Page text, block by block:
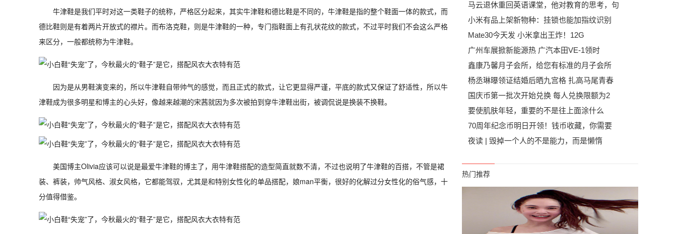
牛津鞋是我们平时对这一类鞋子的统称，严格区分起来，其实牛津鞋和德比鞋是不同的，牛津鞋是指的整个鞋面一体的款式，而
德比鞋则是有着两片开放式的襟片。而布洛克鞋，则是牛津鞋的一种，专门指鞋面上有孔状花纹的款式，不过平时我们不会这么严格
来区分，一般都统称为牛津鞋。
因为是从男鞋演变来的，所以牛津鞋自带帅气的感觉，而且正式的款式，让它更显得严谨，平底的款式又保证了舒适性，所以牛
津鞋成为很多明星和博主的心头好，像越来越潮的宋茜就因为多次被拍到穿牛津鞋出街，被调侃说是换装不换鞋。
美国博主Olivia应该可以说是最爱牛津鞋的博主了，用牛津鞋搭配的造型简直就数不清，不过也说明了牛津鞋的百搭，不管是裙
装、裤装，帅气风格、淑女风格，它都能驾驭，尤其是和特别女性化的单品搭配，娘man平衡，很好的化解过分女性化的俗气感，十
分值得借鉴。
马云退休重回英语课堂，他对教育的思考，句
小米有品上架新物种：挂锁也能加指纹识别
Mate30今天发 小米拿出王炸！12G
广州车展掀新能源热 广汽本田VE-1领时
鑫康乃馨月子会所，给您有标准的月子会所
杨丞琳曝领证结婚后晒九宫格 扎高马尾青春
国庆币第一批次开始兑换 每人兑换限额为2
要使肌肤年轻，重要的不是往上面涂什么
70周年纪念币明日开领！钱币收藏，你需要
夜读 | 毁掉一个人的不是能力，而是懒惰
热门推荐